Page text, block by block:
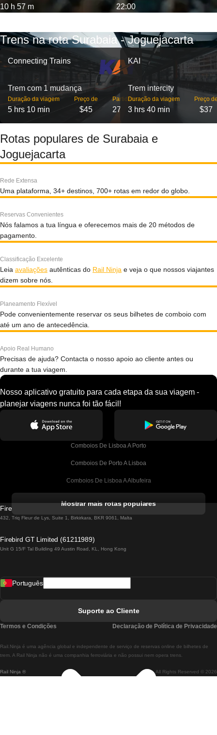
10 h 57 m 22:00
Trens na rota Surabaia - Joguejacarta
Connecting Trains
Trem com 1 mudança
Duração da viagem
5 hrs 10 min
Preço de
$45
Partidas
27
KAI
Trem intercity
Duração da viagem
3 hrs 40 min
Preço
$37
Rotas populares de Surabaia e
Joguejacarta
Rede Extensa
Uma plataforma, 34+ destinos, 700+ rotas em redor do globo.
Reservas Convenientes
Nós falamos a tua língua e oferecemos mais de 20 métodos de
pagamento.
Classificação Excelente
Leia avaliações autênticas do Rail Ninja e veja o que nossos viajantes
dizem sobre nós.
Planeamento Flexível
Pode convenientemente reservar os seus bilhetes de comboio com
até um ano de antecedência.
Apoio Real Humano
Precisas de ajuda? Contacta o nosso apoio ao cliente antes ou
durante a tua viagem.
Nosso aplicativo gratuito para cada etapa da sua viagem -
planejar viagens nunca foi tão fácil!
Comboios De Lisboa A Porto
Comboios De Porto A Lisboa
Comboios De Lisboa A Albufeira
Comboios De Lisboa A Lagos
Comboios De Lisboa A Madrid
Comboios De Lisboa A Braga
Comboios De Braga A Lisboa
Mostrar mais rotas populares
Firebird GT Limited (OC 1451)
432, Triq Fleur de Lys, Suite 1, Birkirkara, BKR 9061, Malta
Firebird GT Limited (61211989)
Unit G 15/F Tal Building 49 Austin Road, KL, Hong Kong
Rail Ninja ® All Rights Reserved © 2026
Rail.Ninja é uma agência global e independente de serviço de reservas online de bilhetes de
trem. A Rail Ninja não é uma companhia ferroviária e não possui nem opera trens.
Português
Suporte ao Cliente
Termos e Condições Declaração de Política de Privacidade